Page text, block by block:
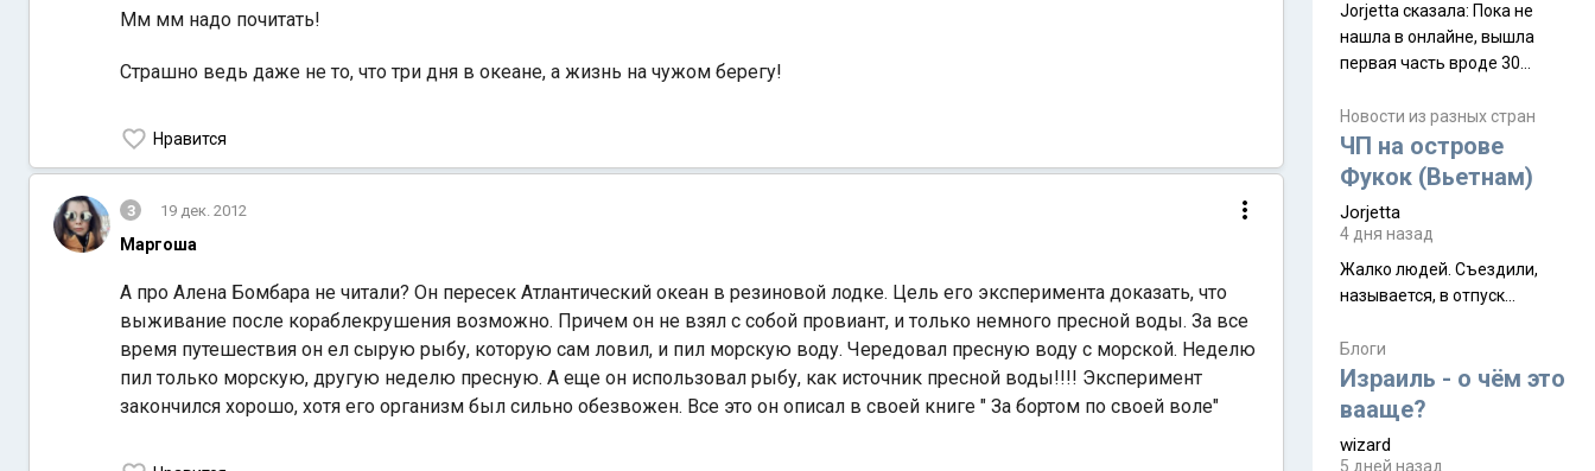
Мм мм надо почитать!
Страшно ведь даже не то, что три дня в океане, а жизнь на чужом берегу!
Нравится
3 19 дек. 2012
Маргоша
А про Алена Бомбара не читали? Он пересек Атлантический океан в резиновой лодке. Цель его эксперимента доказать, что
выживание после кораблекрушения возможно. Причем он не взял с собой провиант, и только немного пресной воды. За все
время путешествия он ел сырую рыбу, которую сам ловил, и пил морскую воду. Чередовал пресную воду с морской. Неделю
пил только морскую, другую неделю пресную. А еще он использовал рыбу, как источник пресной воды!!!! Эксперимент
закончился хорошо, хотя его организм был сильно обезвожен. Все это он описал в своей книге " За бортом по своей воле"
Jorjetta сказалa: Пока не
нашла в онлайне, вышла
первая часть вроде 30
Дивали 8 ноября.
Новости из разных стран
ЧП на острове
Фукок (Вьетнам)
Jorjetta
4 дня назад
Жалко людей. Съездили,
называется, в отпуск...
Блоги
Израиль - о чём это
вааще?
wizard
5 дней назад